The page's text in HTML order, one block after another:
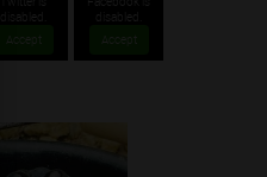
disabled.
Accept
disabled.
Accept